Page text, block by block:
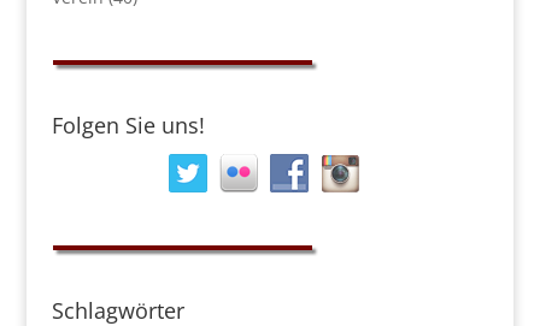
Folgen Sie uns!
Schlagwörter